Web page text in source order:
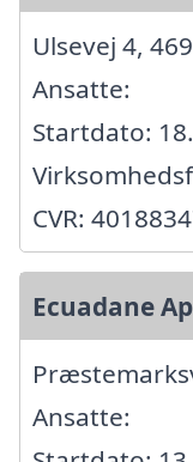
Ulsevej 4,
Ansatte:
Startdato:
CVR:
Ecuadane
Ansatte: